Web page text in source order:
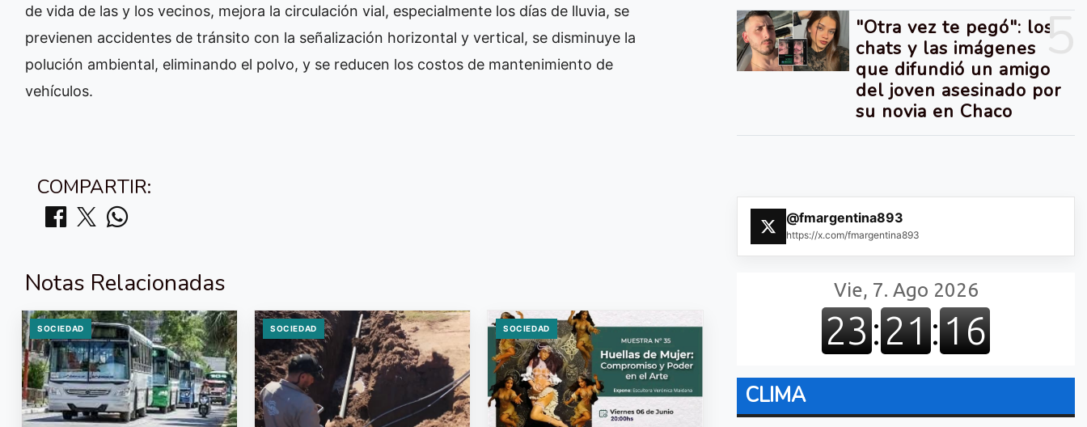
de vida de las y los vecinos, mejora la circulación vial, especialmente los días de lluvia, se
previenen accidentes de tránsito con la señalización horizontal y vertical, se disminuye la
polución ambiental, eliminando el polvo, y se reducen los costos de mantenimiento de
vehículos.
COMPARTIR:
Notas Relacionadas
SOCIEDAD SOCIEDAD SOCIEDAD
5
"Otra vez te pegó": los
chats y las imágenes
que difundió un amigo
del joven asesinado por
su novia en Chaco
@fmargentina893
https://x.com/fmargentina893
CLIMA